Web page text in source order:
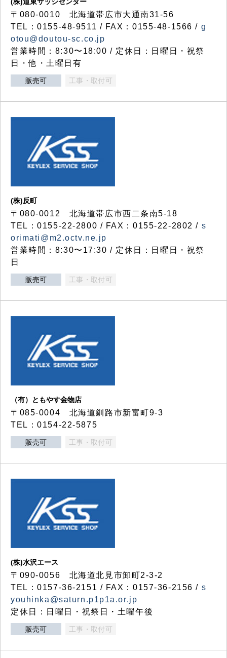
〒080-0010 北海道帯広市大通南31-56
TEL：0155-48-9511 / FAX：0155-48-1566 / g
otou@doutou-sc.co.jp
営業時間：8:30〜18:00 / 定休日：日曜日・祝祭
日・他・土曜日有
販売可 工事・取付可
(株)反町
〒080-0012 北海道帯広市西二条南5-18
TEL：0155-22-2800 / FAX：0155-22-2802 / s
orimati@m2.octv.ne.jp
営業時間：8:30〜17:30 / 定休日：日曜日・祝祭
日
販売可 工事・取付可
（有）ともやす金物店
〒085-0004 北海道釧路市新富町9-3
TEL：0154-22-5875
販売可 工事・取付可
(株)水沢エース
〒090-0056 北海道北見市卸町2-3-2
TEL：0157-36-2151 / FAX：0157-36-2156 / s
youhinka@saturn.p1p1a.or.jp
定休日：日曜日・祝祭日・土曜午後
販売可 工事・取付可